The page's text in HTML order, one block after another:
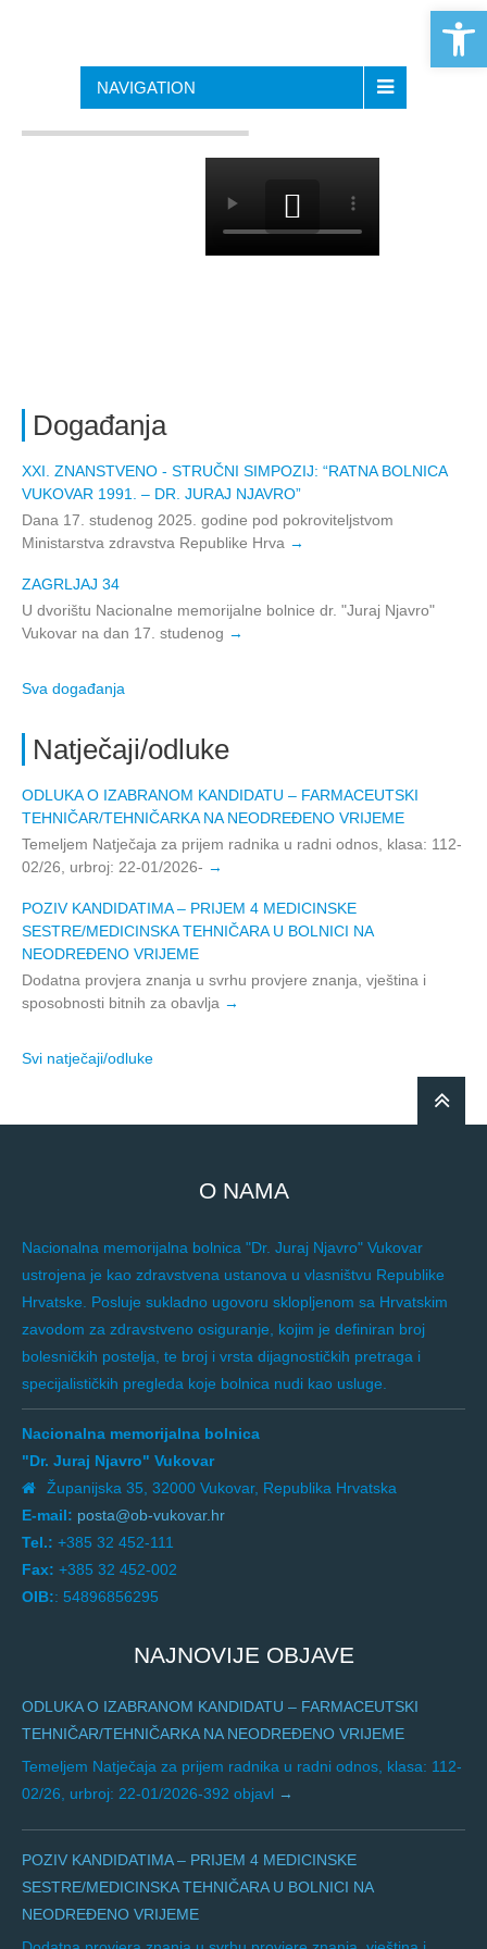
NAVIGATION
Događanja
XXI. ZNANSTVENO ‑ STRUČNI SIMPOZIJ: “RATNA BOLNICA
VUKOVAR 1991. – DR. JURAJ NJAVRO”
Dana 17. studenog 2025. godine pod pokroviteljstvom
Ministarstva zdravstva Republike Hrva
ZAGRLJAJ 34
U dvorištu Nacionalne memorijalne bolnice dr. "Juraj Njavro"
Vukovar na dan 17. studenog
Sva događanja
Natječaji/odluke
ODLUKA O IZABRANOM KANDIDATU – FARMACEUTSKI
TEHNIČAR/TEHNIČARKA NA NEODREĐENO VRIJEME
Temeljem Natječaja za prijem radnika u radni odnos, klasa: 112-
02/26, urbroj: 22-01/2026-
POZIV KANDIDATIMA – PRIJEM 4 MEDICINSKE
SESTRE/MEDICINSKA TEHNIČARA U BOLNICI NA
NEODREĐENO VRIJEME
Dodatna provjera znanja u svrhu provjere znanja, vještina i
sposobnosti bitnih za obavlja
Svi natječaji/odluke
O NAMA
Nacionalna memorijalna bolnica "Dr. Juraj Njavro" Vukovar
ustrojena je kao zdravstvena ustanova u vlasništvu Republike
Hrvatske. Posluje sukladno ugovoru sklopljenom sa Hrvatskim
zavodom za zdravstveno osiguranje, kojim je definiran broj
bolesničkih postelja, te broj i vrsta dijagnostičkih pretraga i
specijalističkih pregleda koje bolnica nudi kao usluge.
Nacionalna memorijalna bolnica
"Dr. Juraj Njavro" Vukovar
Županijska 35, 32000 Vukovar, Republika Hrvatska
E-mail: posta@ob-vukovar.hr
Tel.: +385 32 452-111
Fax: +385 32 452-002
OIB:: 54896856295
NAJNOVIJE OBJAVE
ODLUKA O IZABRANOM KANDIDATU – FARMACEUTSKI
TEHNIČAR/TEHNIČARKA NA NEODREĐENO VRIJEME
Temeljem Natječaja za prijem radnika u radni odnos, klasa: 112-
02/26, urbroj: 22-01/2026-392 objavl
POZIV KANDIDATIMA – PRIJEM 4 MEDICINSKE
SESTRE/MEDICINSKA TEHNIČARA U BOLNICI NA
NEODREĐENO VRIJEME